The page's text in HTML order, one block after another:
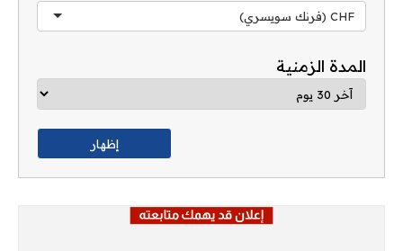
CHF (فرنك سويسري)
المدة الزمنية